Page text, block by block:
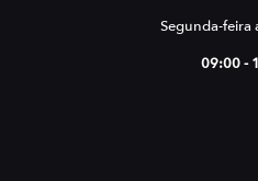
Segunda-feira
09:00 -